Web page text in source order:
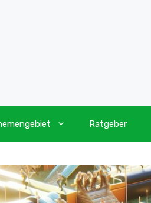
Ratgeber